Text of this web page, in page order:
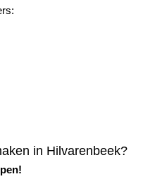
in Hilvarenbeek?